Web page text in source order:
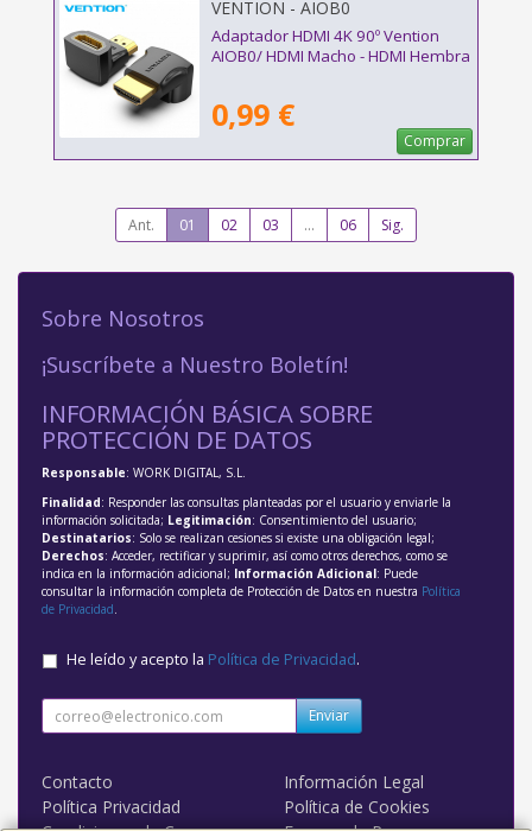
VENTION - AIOB0
Adaptador HDMI 4K 90º Vention
AIOB0/ HDMI Macho - HDMI Hembra
0,99 €
Comprar
Ant. 01 02 03 ... 06 Sig.
Sobre Nosotros
¡Suscríbete a Nuestro Boletín!
INFORMACIÓN BÁSICA SOBRE
PROTECCIÓN DE DATOS
Responsable: WORK DIGITAL, S.L.
Finalidad: Responder las consultas planteadas por el usuario y enviarle la
información solicitada; Legitimación: Consentimiento del usuario;
Destinatarios: Solo se realizan cesiones si existe una obligación legal;
Derechos: Acceder, rectificar y suprimir, así como otros derechos, como se
indica en la información adicional; Información Adicional: Puede
consultar la información completa de Protección de Datos en nuestra Política
de Privacidad.
He leído y acepto la Política de Privacidad.
Enviar
Contacto
Información Legal
Política Privacidad
Política de Cookies